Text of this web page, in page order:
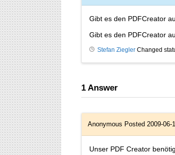
Gibt es den PDFCreator
Gibt es den PDFCreator
Stefan Ziegler Changed
1 Answer
Anonymous Posted 2009-06-
Unser PDF Creator